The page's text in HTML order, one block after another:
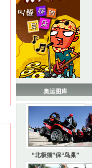
奥运图库
“北极猫”保“鸟巢”